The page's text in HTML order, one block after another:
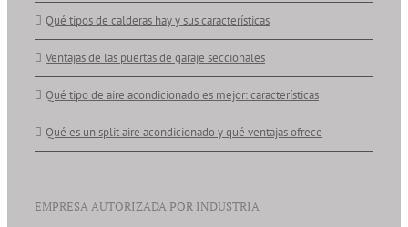
Qué tipos de calderas hay y sus características
Ventajas de las puertas de garaje seccionales
Qué tipo de aire acondicionado es mejor: características
Qué es un split aire acondicionado y qué ventajas ofrece
EMPRESA AUTORIZADA POR INDUSTRIA